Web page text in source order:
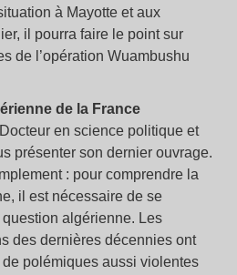
à Mayotte et aux
il pourra faire le point sur
de l’opération Wuambushu
de la France
en science politique et
présenter son dernier ouvrage.
: pour comprendre la
il est nécessaire de se
algérienne. Les
des dernières décennies ont
polémiques aussi violentes